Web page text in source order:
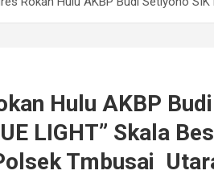
Hulu AKBP
LIGHT” Skala
Tmbusai